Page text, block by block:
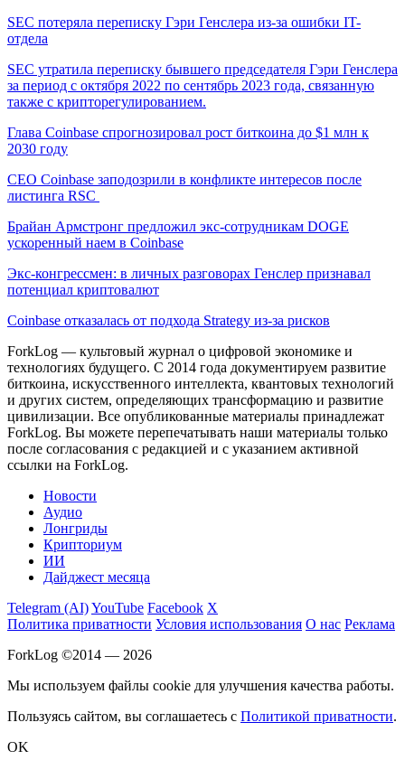
SEC потеряла переписку Гэри Генслера из-за ошибки IT-
отдела
SEC утратила переписку бывшего председателя Гэри Генслера
за период с октября 2022 по сентябрь 2023 года, связанную
также с крипторегулированием.
Глава Coinbase спрогнозировал рост биткоина до $1 млн к
2030 году
CEO Coinbase заподозрили в конфликте интересов после
листинга RSC
Брайан Армстронг предложил экс-сотрудникам DOGE
ускоренный наем в Coinbase
Экс-конгрессмен: в личных разговорах Генслер признавал
потенциал криптовалют
Coinbase отказалась от подхода Strategy из-за рисков
ForkLog — культовый журнал о цифровой экономике и
технологиях будущего. С 2014 года документируем развитие
биткоина, искусственного интеллекта, квантовых технологий
и других систем, определяющих трансформацию и развитие
цивилизации. Все опубликованные материалы принадлежат
ForkLog. Вы можете перепечатывать наши материалы только
после согласования с редакцией и с указанием активной
ссылки на ForkLog.
Новости
Аудио
Лонгриды
Крипториум
ИИ
Дайджест месяца
Telegram (AI)YouTube Facebook X
Политика приватности Условия использования О нас Реклама
ForkLog ©2014 — 2026
Мы используем файлы cookie для улучшения качества работы.
Пользуясь сайтом, вы соглашаетесь с Политикой приватности.
OK